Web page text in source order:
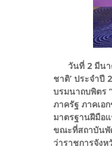
วันที่ 2 มีน
ชาติ’ ประจำปี
บรมนาถบพิตร
ภาครัฐ ภาคเอ
มาตรฐานฝีมือ
ขณะที่สถาบันพั
ว่าราชการจัง